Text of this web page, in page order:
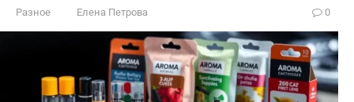
Разное Елена Петрова 0